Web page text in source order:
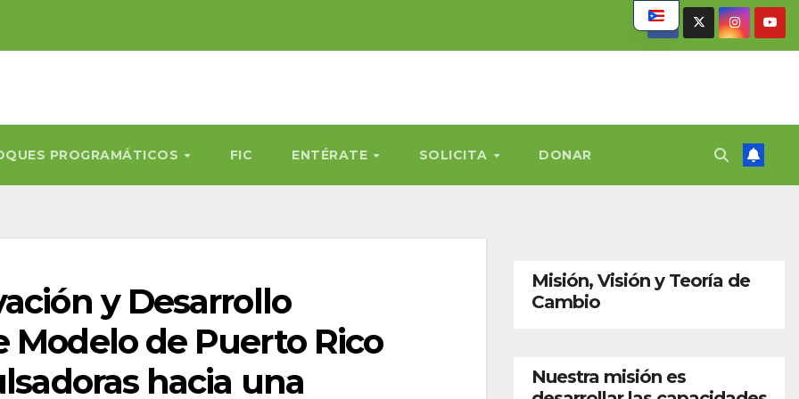
PROGRAMÁTICOS FIC ENTÉRATE SOLICITA DONAR
y Desarrollo
Modelo de Puerto Rico
hacia una
Misión, Visión y Teoría de
Cambio
Nuestra misión es